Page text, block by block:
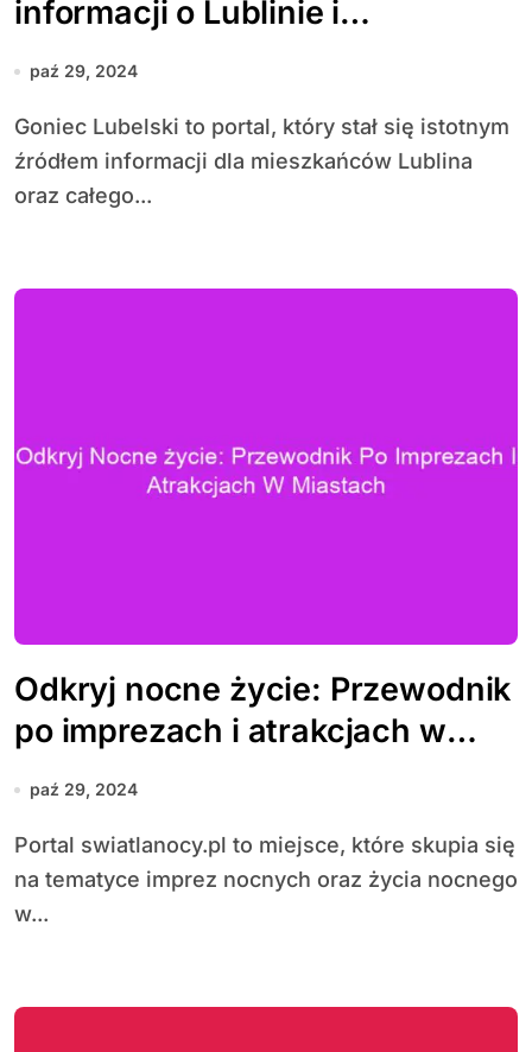
informacji o Lublinie i
Lubelszczyźnie
paź 29, 2024
Goniec Lubelski to portal, który stał się istotnym
źródłem informacji dla mieszkańców Lublina
oraz całego...
Odkryj nocne życie: Przewodnik
po imprezach i atrakcjach w
miastach
paź 29, 2024
Portal swiatlanocy.pl to miejsce, które skupia się
na tematyce imprez nocnych oraz życia nocnego
w...